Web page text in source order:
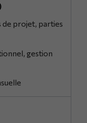
de projet, parties
gestion